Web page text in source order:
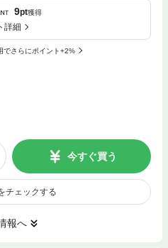
9pt獲得
詳細
でさらにポイント+2%
今すぐ買う
チェックする
報へ